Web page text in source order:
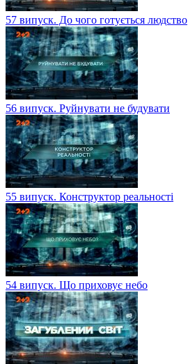
57 випуск. До чого готується людство
56 випуск. Руйнувати не будувати
55 випуск. Конструктор реальності
54 випуск. Що приховує небо